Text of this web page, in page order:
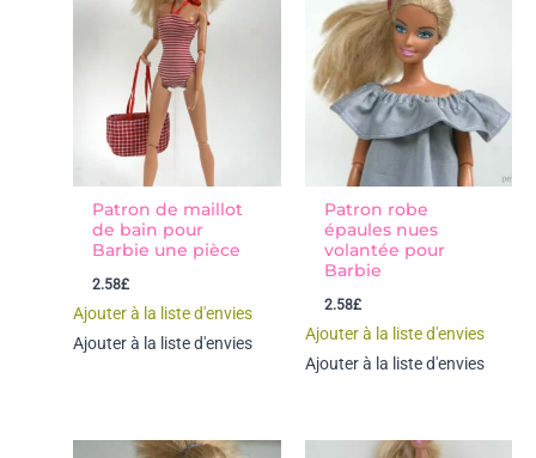
Patron de maillot
de bain pour
Barbie une pièce
2.58£
Ajouter à la liste d'envies
Ajouter à la liste d'envies
Patron robe
épaules nues
volantée pour
Barbie
2.58£
Ajouter à la liste d'envies
Ajouter à la liste d'envies